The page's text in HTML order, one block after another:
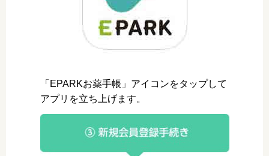
「EPARKお薬手帳」アイコンをタップして
アプリを立ち上げます。